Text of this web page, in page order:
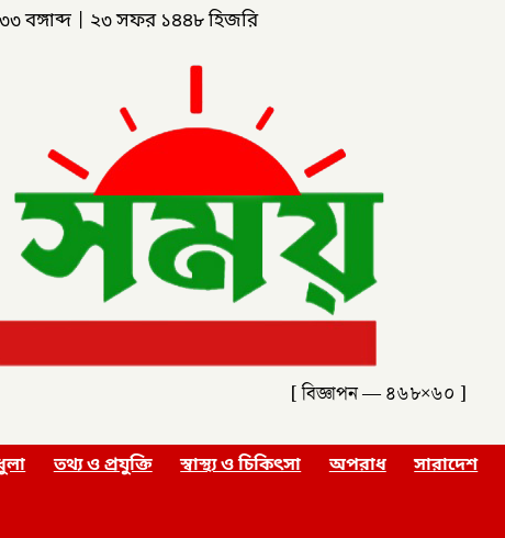
বঙ্গাব্দ ২৩ সফর ১৪৪৮ হিজরি
[ বিজ্ঞাপন — ৪৬৮×৬০ ]
তথ্য ও প্রযুক্তি স্বাস্থ্য ও চিকিৎসা অপরাধ সারাদেশ